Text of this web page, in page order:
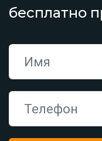
бесплатно